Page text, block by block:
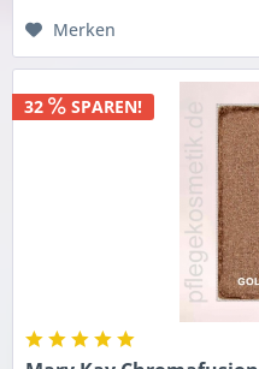
Merken
32 SPAREN!